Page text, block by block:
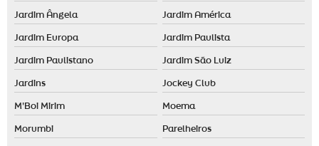
Maquina de cheiro
Marketing olfativo preço
Nebulizador aromatizador
Nebulizador de ambiente
Odorizador de ambiente automático
Odorizador elétrico
Jardim Ângela Jardim América
Jardim Europa Jardim Paulista
Jardim Paulistano Jardim São Luiz
Jardins Jockey Club
M'Boi Mirim Moema
Morumbi Parelheiros